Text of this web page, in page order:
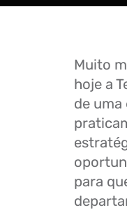
Muito
hoje a
de
para